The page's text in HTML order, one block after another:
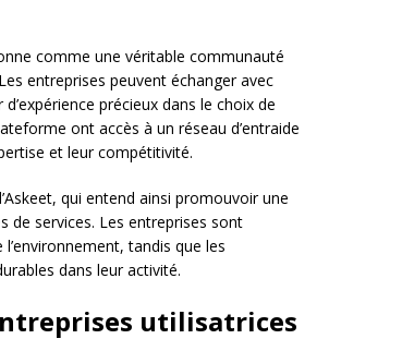
comme une véritable communauté
entreprises peuvent échanger avec
précieux dans le choix de
ont accès à un réseau d’entraide
et leur compétitivité.
qui entend ainsi promouvoir une
de services. Les entreprises sont
tandis que les
dans leur activité.
utilisatrices